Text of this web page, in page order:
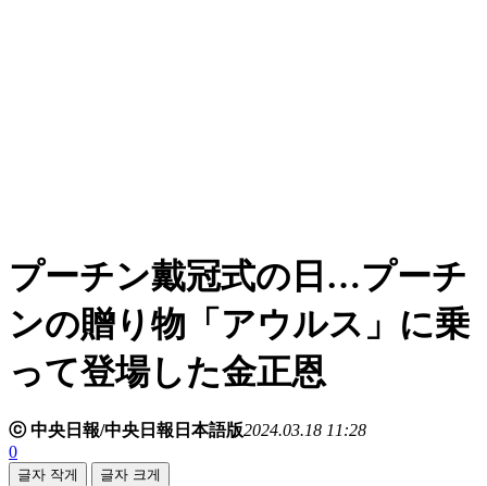
プーチン戴冠式の日…プーチ
ンの贈り物「アウルス」に乗
って登場した金正恩
ⓒ 中央日報/中央日報日本語版2024.03.18 11:28
0
글자 작게 글자 크게